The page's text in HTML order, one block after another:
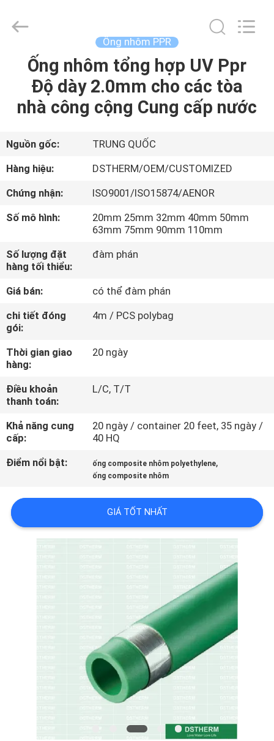
TRANG
CHỦ
SẢN
PHẨM
CHÚNG
TÔI
THAM
QUAN
NHÀ
MÁY
KIỂM
SOÁT
CHẤT
HỆ
INDUSTRIAL
LIMITED.
Ống nhôm PPR
Ống nhôm tổng hợp UV Ppr
Độ dày 2.0mm cho các tòa
nhà công cộng Cung cấp nước
Nguồn gốc:
TRUNG QUỐC
Hàng hiệu:
DSTHERM/OEM/CUSTOMIZED
Chứng nhận:
ISO9001/ISO15874/AENOR
Số mô hình:
20mm 25mm 32mm 40mm 50mm
63mm 75mm 90mm 110mm
Số lượng đặt
hàng tối thiểu:
đàm phán
Giá bán:
có thể đàm phán
chi tiết đóng
gói:
4m / PCS polybag
Thời gian giao
hàng:
20 ngày
Điều khoản
thanh toán:
L/C, T/T
Khả năng cung
cấp:
20 ngày / container 20 feet, 35 ngày /
40 HQ
Điểm nổi bật:
ống composite nhôm polyethylene,
ống composite nhôm
GIÁ TỐT NHẤT